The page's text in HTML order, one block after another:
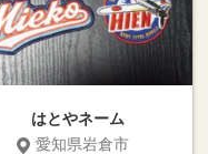
はとやネーム
愛知県岩倉市